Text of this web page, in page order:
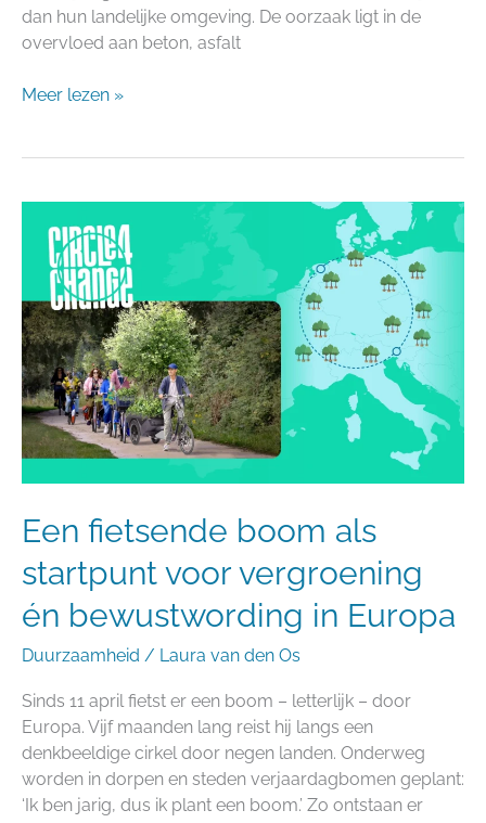
dan hun landelijke omgeving. De oorzaak ligt in de
overvloed aan beton, asfalt
Meer lezen »
Een fietsende boom als
startpunt voor vergroening
én bewustwording in Europa
Duurzaamheid / Laura van den Os
Sinds 11 april fietst er een boom – letterlijk – door
Europa. Vijf maanden lang reist hij langs een
denkbeeldige cirkel door negen landen. Onderweg
worden in dorpen en steden verjaardagbomen geplant:
‘Ik ben jarig, dus ik plant een boom.’ Zo ontstaan er
fietsende
boom
startpunt
voor
vergroening
én
bewustwording
in